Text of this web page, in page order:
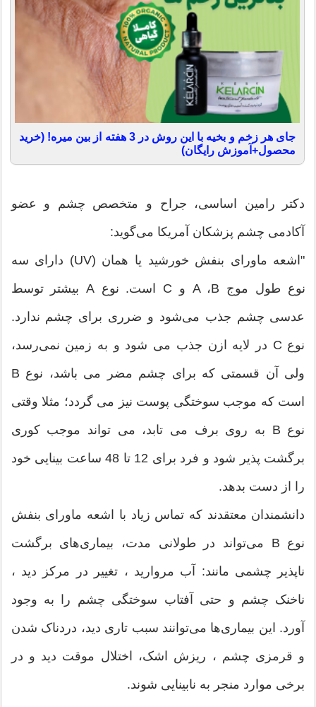
جای هر زخم و بخیه با این روش در 3 هفته از بین میره! (خرید
محصول+آموزش رایگان)
دکتر رامین اساسی، جراح و متخصص چشم و عضو
آکادمی چشم پزشکان آمریکا می‌گوید:
"اشعه ماورای بنفش خورشید یا همان (UV) دارای سه
نوع طول موج A ،B و C است. نوع A بیشتر توسط
عدسی چشم جذب می‌شود و ضرری برای چشم ندارد.
نوع C در لایه ازن جذب می شود و به زمین نمی‌رسد،
ولی آن قسمتی که برای چشم مضر می باشد، نوع B
است که موجب سوختگی پوست نیز می گردد؛ مثلا وقتی
نوع B به روی برف می تابد، می تواند موجب کوری
برگشت ‌پذیر شود و فرد برای 12 تا 48 ساعت بینایی خود
را از دست بدهد.
دانشمندان معتقدند که تماس زیاد با اشعه ماورای بنفش
نوع B می‌تواند در طولانی مدت، بیماری‌های برگشت
‌ناپذیر چشمی مانند: آب مروارید ، تغییر در مرکز دید ،
ناخنک چشم و حتی آفتاب ‌سوختگی چشم را به وجود
آورد. این بیماری‌ها می‌توانند سبب تاری دید، دردناک شدن
و قرمزی چشم ، ریزش اشک، اختلال موقت دید و در
برخی موارد منجر به نابینایی شوند.